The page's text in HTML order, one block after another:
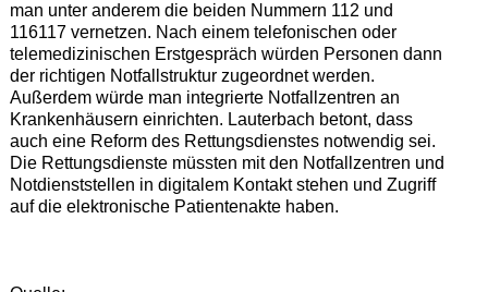
man unter anderem die beiden Nummern 112 und
116117 vernetzen. Nach einem telefonischen oder
telemedizinischen Erstgespräch würden Personen dann
der richtigen Notfallstruktur zugeordnet werden.
Außerdem würde man integrierte Notfallzentren an
Krankenhäusern einrichten. Lauterbach betont, dass
auch eine Reform des Rettungsdienstes notwendig sei.
Die Rettungsdienste müssten mit den Notfallzentren und
Notdienststellen in digitalem Kontakt stehen und Zugriff
auf die elektronische Patientenakte haben.